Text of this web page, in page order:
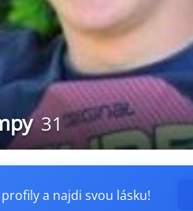
31
a najdi svou lásku!